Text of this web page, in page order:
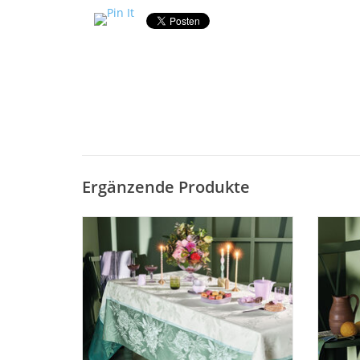
Ergänzende Produkte
Hochwertige Damast Tischdecke JARDIN
DE PIVOINES Vert von Garnier Thiebaut
Frankreich.
ZUM WARENKORB HINZUFÜGEN